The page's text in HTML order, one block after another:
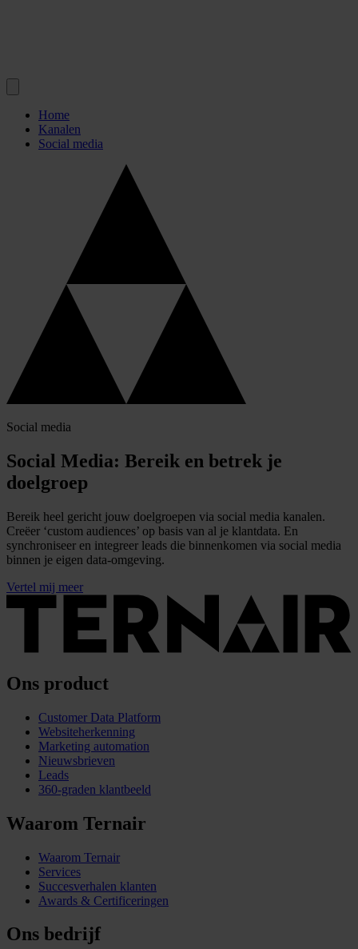
Home
Kanalen
Social media
Social media
Social Media: Bereik en betrek je
doelgroep
Bereik heel gericht jouw doelgroepen via social media kanalen.
Creëer ‘custom audiences’ op basis van al je klantdata. En
synchroniseer en integreer leads die binnenkomen via social media
binnen je eigen data-omgeving.
Vertel mij meer
Ons product
Customer Data Platform
Websiteherkenning
Marketing automation
Nieuwsbrieven
Leads
360-graden klantbeeld
Waarom Ternair
Waarom Ternair
Services
Succesverhalen klanten
Awards & Certificeringen
Ons bedrijf